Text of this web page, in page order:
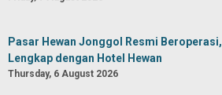
Pasar Hewan Jonggol Resmi Beroperasi,
Lengkap dengan Hotel Hewan
Thursday, 6 August 2026